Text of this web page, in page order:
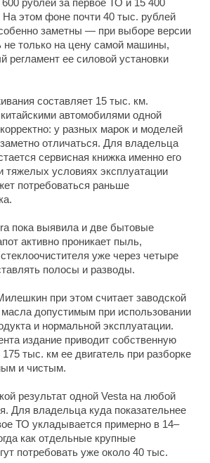
На этом фоне почти 40 тыс. рублей
заметны — при выборе версии
не только на цену самой машины,
регламент ее силовой установки
составляет 15 тыс. км.
автомобилями одной
у разных марок и моделей
отличаться. Для владельца
сервисная книжка именно его
тяжелых условиях эксплуатации
потребоваться раньше
пока выявила и две бытовые
активно проникает пыль,
уже через четыре
полосы и разводы.
при этом считает заводской
допустимым при использовании
и нормальной эксплуатации.
издание приводит собственную
тыс. км ее двигатель при разборке
и чистым.
результат одной Vesta на любой
Для владельца куда показательнее
ТО укладывается примерно в 14–
как отдельные крупные
потребовать уже около 40 тыс.